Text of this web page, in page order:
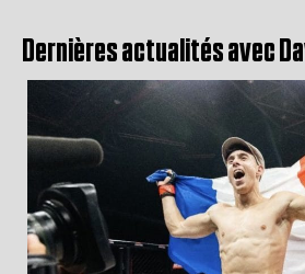
Dernières actualités avec